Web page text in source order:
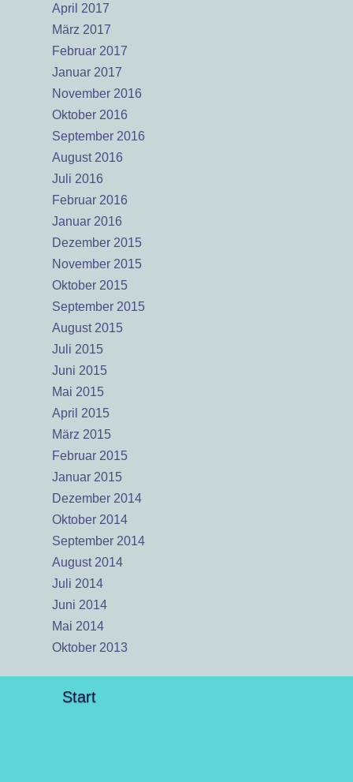
April 2017
März 2017
Februar 2017
Januar 2017
November 2016
Oktober 2016
September 2016
August 2016
Juli 2016
Februar 2016
Januar 2016
Dezember 2015
November 2015
Oktober 2015
September 2015
August 2015
Juli 2015
Juni 2015
Mai 2015
April 2015
März 2015
Februar 2015
Januar 2015
Dezember 2014
Oktober 2014
September 2014
August 2014
Juli 2014
Juni 2014
Mai 2014
Oktober 2013
Start